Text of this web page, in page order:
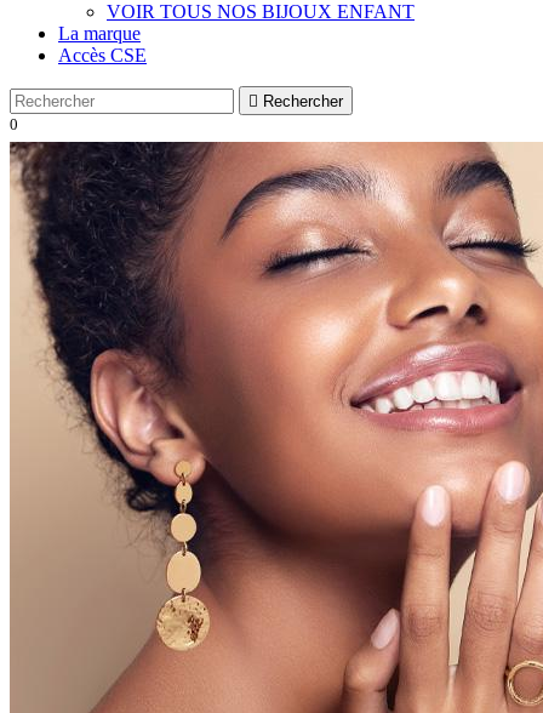
VOIR TOUS NOS BIJOUX ENFANT
La marque
Accès CSE
 Rechercher
0